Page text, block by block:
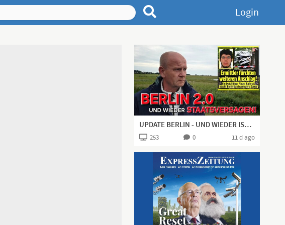
Login
UPDATE BERLIN - UND WIEDER IST ES "STAATSVERSAGEN"!
253 0 11 d ago